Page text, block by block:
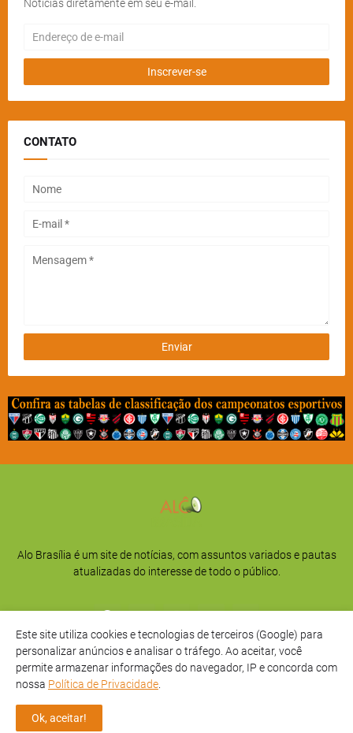
Notícias diretamente em seu e-mail.
CONTATO
Alo Brasília é um site de notícias, com assuntos variados e pautas
atualizadas do interesse de todo o público.
Início Sobre
Este site utiliza cookies e tecnologias de terceiros (Google) para
personalizar anúncios e analisar o tráfego. Ao aceitar, você
permite armazenar informações do navegador, IP e concorda com
nossa Política de Privacidade
Ok, aceitar!